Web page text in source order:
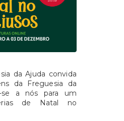
da Ajuda convida
da Freguesia da
se a nós para um
de Natal no